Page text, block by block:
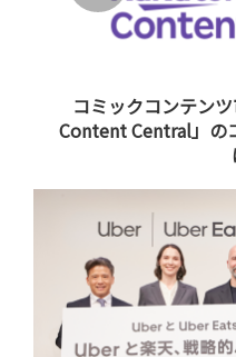
で執行役員を務めていま
ーケティング戦略企画と
―担当している保
について教えてく
幸﨑： 楽天保険グループ
ます。それぞれ、損保で
険、自転車保険、ゴルフ
類があります。
コミックコンテン
Content Central」の